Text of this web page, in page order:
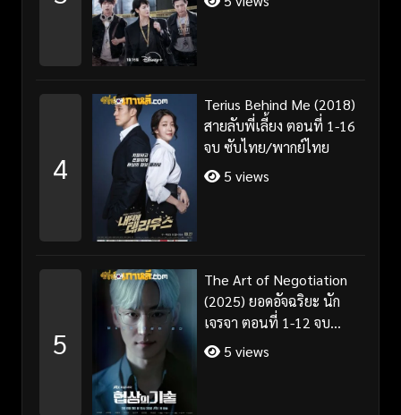
4
Terius Behind Me (2018)
สายลับพี่เลี้ยง ตอนที่ 1-16
จบ ซับไทย/พากย์ไทย
5 views
5
The Art of Negotiation
(2025) ยอดอัจฉริยะ นัก
เจรจา ตอนที่ 1-12 จบ
พากย์ไทย/ซับไทย
5 views